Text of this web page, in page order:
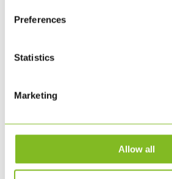
Preferences
Statistics
Marketing
Allow all